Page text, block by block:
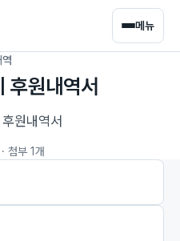
메뉴
원내역서
원내역서
첨부 1개